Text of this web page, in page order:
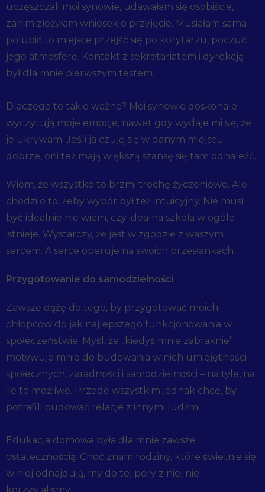
uczęszczali moi synowie, udawałam się osobiście,
zanim złożyłam wniosek o przyjęcie. Musiałam sama
polubić to miejsce przejść się po korytarzu, poczuć
jego atmosferę. Kontakt z sekretariatem i dyrekcją
był dla mnie pierwszym testem.
Dlaczego to takie ważne? Moi synowie doskonale
wyczytują moje emocje, nawet gdy wydaje mi się, że
je ukrywam. Jeśli ja czuję się w danym miejscu
dobrze, oni też mają większą szansę się tam odnaleźć.
Wiem, że wszystko to brzmi trochę życzeniowo. Ale
chodzi o to, żeby wybór był też intuicyjny. Nie musi
być idealnie nie wiem, czy idealna szkoła w ogóle
istnieje. Wystarczy, że jest w zgodzie z waszym
sercem. A serce operuje na swoich przesłankach.
Przygotowanie do samodzielności
Zawsze dążę do tego, by przygotować moich
chłopców do jak najlepszego funkcjonowania w
społeczeństwie. Myśl, że „kiedyś mnie zabraknie”,
motywuje mnie do budowania w nich umiejętności
społecznych, zaradności i samodzielności – na tyle, na
ile to możliwe. Przede wszystkim jednak chcę, by
potrafili budować relacje z innymi ludźmi.
Edukacja domowa była dla mnie zawsze
ostatecznością. Choć znam rodziny, które świetnie się
w niej odnajdują, my do tej pory z niej nie